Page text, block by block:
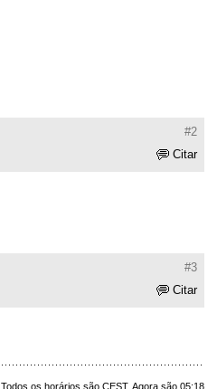
#2
Citar
#3
Citar
Todos os horários são CEST. Agora são 05:18